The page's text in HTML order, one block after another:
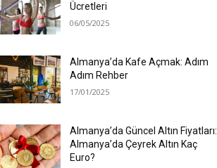
Ücretleri
06/05/2025
Almanya’da Kafe Açmak: Adım
Adım Rehber
17/01/2025
Almanya’da Güncel Altın Fiyatları:
Almanya’da Çeyrek Altın Kaç
Euro?